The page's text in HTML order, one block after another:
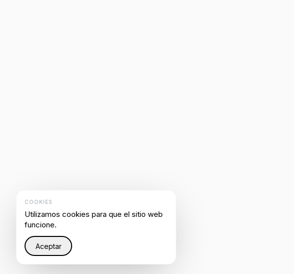
COOKIES
Utilizamos cookies para que el sitio web
funcione.
Aceptar